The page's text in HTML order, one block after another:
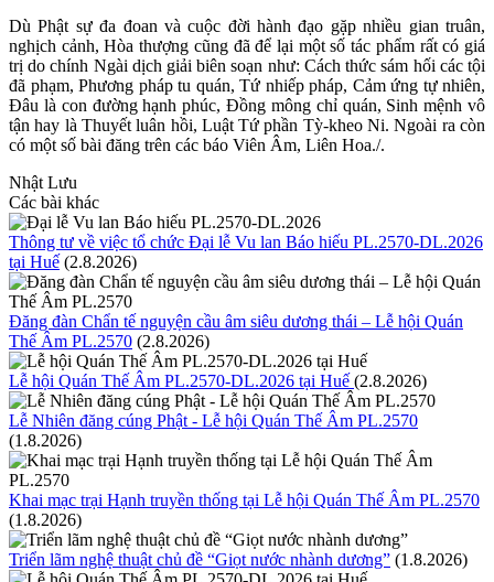
Dù Phật sự đa đoan và cuộc đời hành đạo gặp nhiều gian truân,
nghịch cảnh, Hòa thượng cũng đã để lại một số tác phẩm rất có giá
trị do chính Ngài dịch giải biên soạn như: Cách thức sám hối các tội
đã phạm, Phương pháp tu quán, Tứ nhiếp pháp, Cảm ứng tự nhiên,
Đâu là con đường hạnh phúc, Đồng mông chỉ quán, Sinh mệnh vô
tận hay là Thuyết luân hồi, Luật Tứ phần Tỳ-kheo Ni. Ngoài ra còn
có một số bài đăng trên các báo Viên Âm, Liên Hoa./.
Nhật Lưu
Các bài khác
Thông tư về việc tổ chức Đại lễ Vu lan Báo hiếu PL.2570-DL.2026
tại Huế (2.8.2026)
Đăng đàn Chẩn tế nguyện cầu âm siêu dương thái – Lễ hội Quán
Thế Âm PL.2570 (2.8.2026)
Lễ hội Quán Thế Âm PL.2570-DL.2026 tại Huế (2.8.2026)
Lễ Nhiên đăng cúng Phật - Lễ hội Quán Thế Âm PL.2570
(1.8.2026)
Khai mạc trại Hạnh truyền thống tại Lễ hội Quán Thế Âm PL.2570
(1.8.2026)
Triển lãm nghệ thuật chủ đề “Giọt nước nhành dương” (1.8.2026)